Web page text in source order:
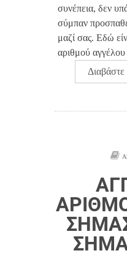
συνέπεια, δεν
σύμπαν
μαζί σας. Εδώ
αριθμού